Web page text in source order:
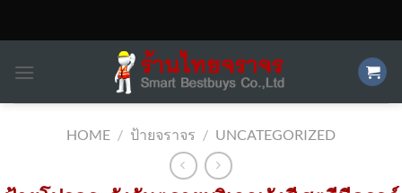
HOME / ป้ายจราจร / UNCATEGORIZED